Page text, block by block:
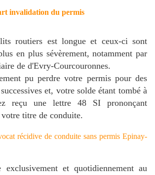
invalidation du permis
routiers est longue et ceux-ci sont
en plus sévèrement, notamment par
de d'Evry-Courcouronnes.
pu perdre votre permis pour des
et, votre solde étant tombé à
reçu une lettre 48 SI prononçant
titre de conduite.
récidive de conduite sans permis Epinay-
exclusivement et quotidiennement au